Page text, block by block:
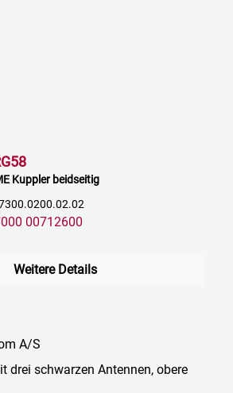
Kuppler beidseitig
00712600
Weitere Details